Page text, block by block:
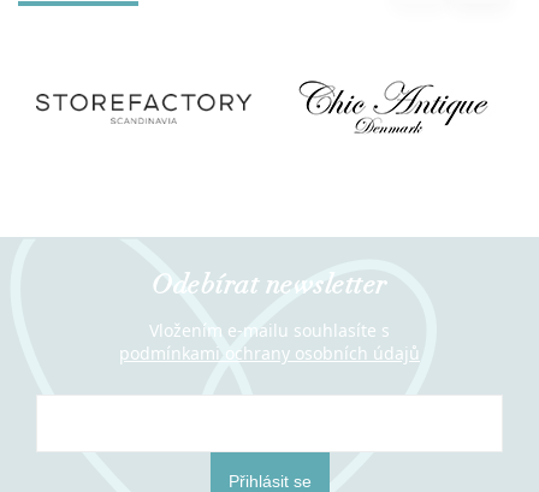
Odebírat newsletter
Vložením e-mailu souhlasíte s
podmínkami ochrany osobních údajů
Přihlásit se